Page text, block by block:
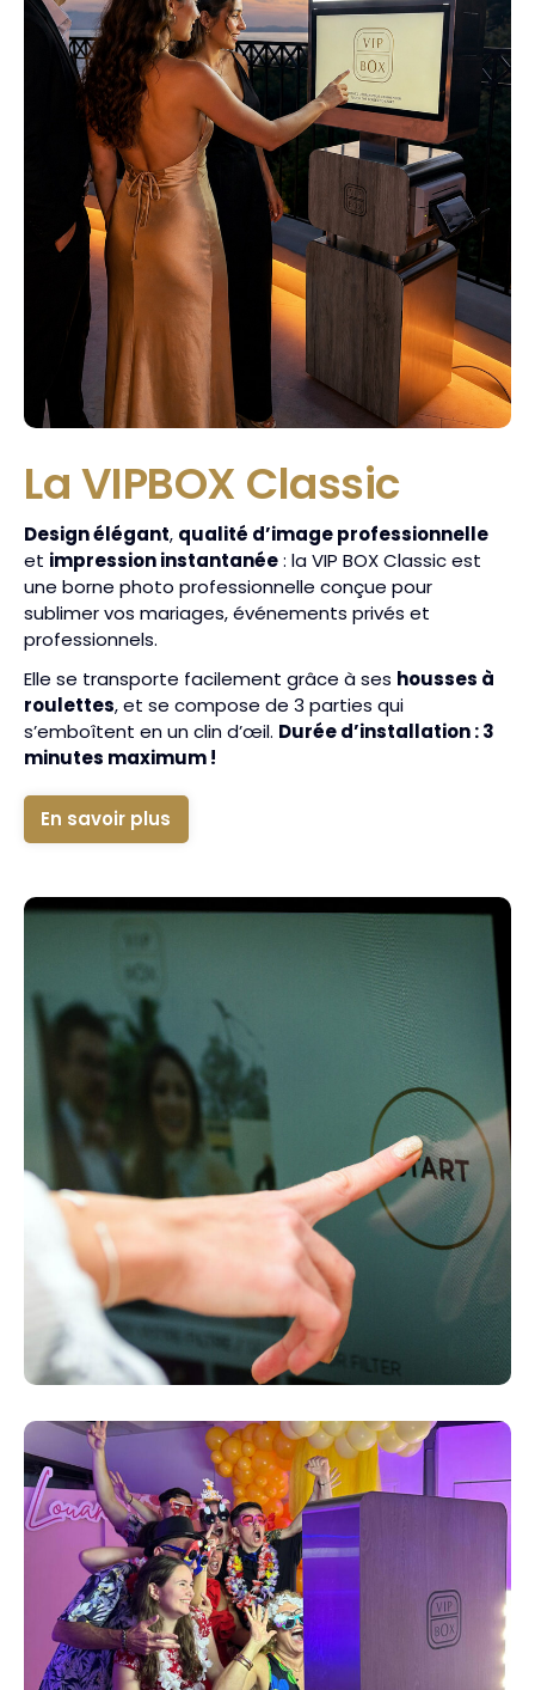
La VIPBOX Classic
Design élégant, qualité d’image professionnelle
et impression instantanée: la VIP BOX Classic est
une borne photo professionnelle conçue pour
sublimer vos mariages, événements privés et
professionnels.
Elle se transporte facilement grâce à ses housses à
roulettes, et se compose de 3 parties qui
s’emboîtent en un clin d’œil. Durée d’installation : 3
minutes maximum !
En savoir plus